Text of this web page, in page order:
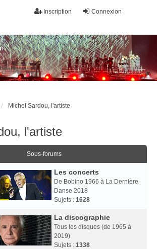
Connexion
Inscription
Michel Sardou, l'artiste
l'artiste
Sous-forums
Les concerts
De Bobino 1966 à La Dernière
Danse 2018
Sujets : 1628
La discographie
Tous les disques (de 1965 à
2019)
Sujets : 1338